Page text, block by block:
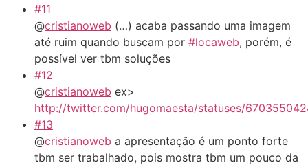
#11
@cristianoweb (…) acaba passando uma imagem
até ruim quando buscam por #locaweb, porém, é
possível ver tbm soluções
#12
@cristianoweb ex>
http://twitter.com/hugomaesta/statuses/
#13
@cristianoweb a apresentação é um ponto forte
tbm ser trabalhado, pois mostra tbm um pouco da